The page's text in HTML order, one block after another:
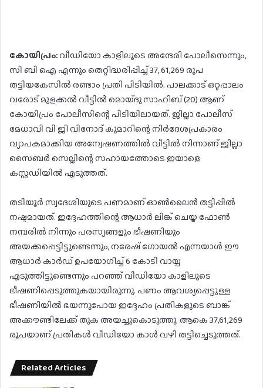
കോയിപ്രം:വീഡിയോ കാളിലൂടെ അന്ദേരി പോലീസെന്നും,
സി ബി ഐ എന്നും തെറ്റിദ്ധരിപ്പിച്ച് 37, 61,269 രൂപ
തട്ടിയകേസിൽ രണ്ടാം പ്രതി പിടിയിൽ. പാലക്കാട് ഒറ്റപ്പാലം
വരോട് മുളക്കൽ വീട്ടിൽ മൊയ്‌ദു സാഹിബ്‌ (20) ആണ്
കോയിപ്രം പോലീസിന്റെ പിടിയിലായത്. ജില്ലാ പോലീസ്
മേധാവി വി ജി വിനോദ് കുമാറിന്റെ നിർദേശപ്രകാരം
വ്യാപകമാക്കിയ അന്വേഷണത്തിൽ വീട്ടിൽ നിന്നാണ് ജില്ലാ
സൈബർ സെല്ലിന്റെ സഹായത്തോടെ ഇയാളെ
കസ്റ്റഡിയിൽ എടുത്തത്.
തടിയൂർ സ്വദേശിയുടെ പണമാണ് ഓൺലൈൻ തട്ടിപ്പിൽ
നഷ്ടമായത്. ഇദ്ദേഹത്തിന്റെ ആധാർ ലിങ്ക് ചെയ്ത ഫോൺ
നമ്പരിൽ നിന്നും പരസ്യങ്ങളും ഭീഷണിയും
അയക്കപ്പെട്ടിട്ടുണ്ടെന്നും, നരേഷ് ഗോയൽ എന്നയാൾ ഈ
ആധാർ കാർഡ് ഉപയോഗിച്ച് 6 കോടി വായ്പ
എടുത്തിട്ടുണ്ടെന്നും പറഞ്ഞ് വീഡിയോ കാളിലൂടെ
ഭീഷണിപ്പെടുത്തുകയായിരുന്നു. പണം ആവശ്യപ്പെട്ടുള്ള
ഭീഷണിയിൽ ഭയന്നുപോയ ഇദ്ദേഹം പ്രതികളുടെ ബാങ്ക്
അക്കൗണ്ടിലേക്ക് തുക അയച്ചുകൊടുത്തു. ആകെ 37,61,269
രൂപയാണ് പ്രതികൾ വീഡിയോ കാൾ വഴി തട്ടിച്ചെടുത്തത്.
Related Articles